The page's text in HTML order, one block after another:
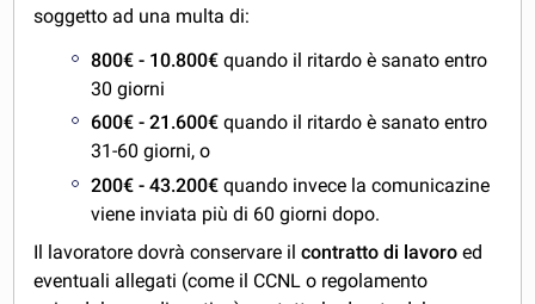
soggetto ad una multa di:
800€ - 10.800€ quando il ritardo è sanato entro
30 giorni
600€ - 21.600€ quando il ritardo è sanato entro
31-60 giorni, o
200€ - 43.200€ quando invece la comunicazine
viene inviata più di 60 giorni dopo.
Il lavoratore dovrà conservare ilcontratto di lavoro ed
eventuali allegati (come il CCNL o regolamento